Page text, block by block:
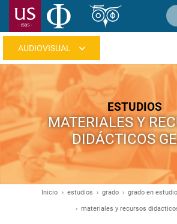
Pasar
Navegación
principal
ESTUDIOS
MATERIALES Y
DIDÁCTICOS
Inicio estudios grado grado en
materiales y recursos